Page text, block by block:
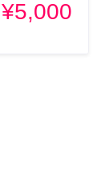
¥5,000